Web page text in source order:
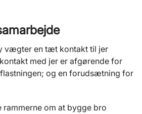
vægter en tæt kontakt til jer
med jer er afgørende for
og en forudsætning for
rammerne om at bygge bro